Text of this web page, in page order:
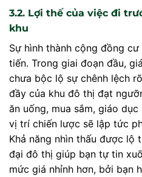
3.2. Lợi thế của việc đi
khu
Sự hình thành cộng đồng
tiến. Trong giai đoạn đầu,
chưa bộc lộ sự chênh lệch
đầy của khu đô thị đạt
ăn uống, mua sắm, giáo
vị trí chiến lược sẽ lập tức
Khả năng nhìn thấu được lộ
đại đô thị giúp bạn tự tin
mức giá nhỉnh hơn, bởi bạn